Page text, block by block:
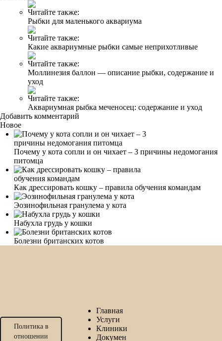
Читайте также:
Рыбки для маленького аквариума
Читайте также:
Какие аквариумные рыбки самые неприхотливые
Читайте также:
Моллинезия баллон — описание рыбки, содержание и
уход
Читайте также:
Аквариумная рыбка меченосец: содержание и уход
Добавить комментарий
Новое
Почему у кота сопли и он чихает – 3 причины недомогания
питомца
Как дрессировать кошку – правила обучения командам
Эозинофильная гранулема у кота
Набухла грудь у кошки
Болезни британских котов
Политика в
отношении
Главная
Услуги
Клиники
Докумен